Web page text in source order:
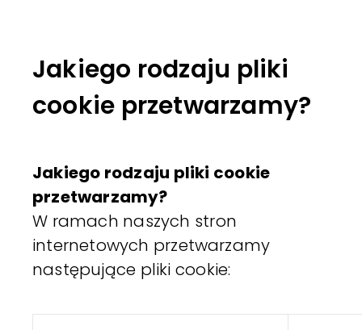
Jakiego rodzaju pliki
cookie przetwarzamy?
Jakiego rodzaju pliki cookie
przetwarzamy?
W ramach naszych stron
internetowych przetwarzamy
następujące pliki cookie: